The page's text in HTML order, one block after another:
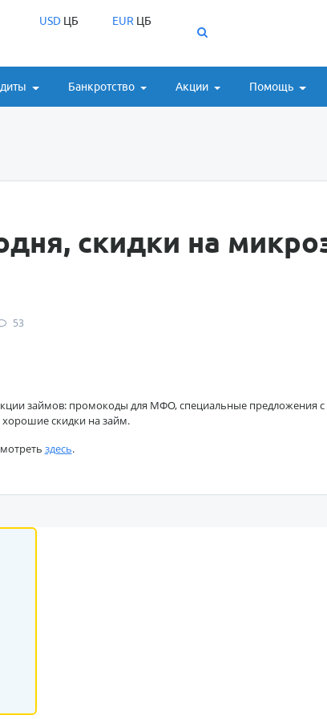
USDЦБ EUR ЦБ
Банкротство Акции Помощь
скидки на
53
займов: промокоды для МФО, специальные предложения
хорошие скидки на займ.
здесь.